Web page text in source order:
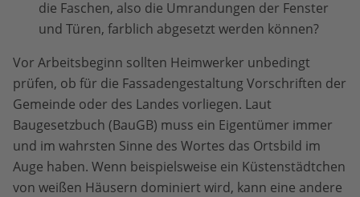
die Faschen, also die Umrandungen der Fenster
und Türen, farblich abgesetzt werden können?
Vor Arbeitsbeginn sollten Heimwerker unbedingt
prüfen, ob für die Fassadengestaltung Vorschriften der
Gemeinde oder des Landes vorliegen. Laut
Baugesetzbuch (BauGB) muss ein Eigentümer immer
und im wahrsten Sinne des Wortes das Ortsbild im
Auge haben. Wenn beispielsweise ein Küstenstädtchen
von weißen Häusern dominiert wird, kann eine andere